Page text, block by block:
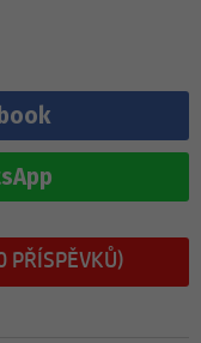
PŘÍSPĚVKŮ)